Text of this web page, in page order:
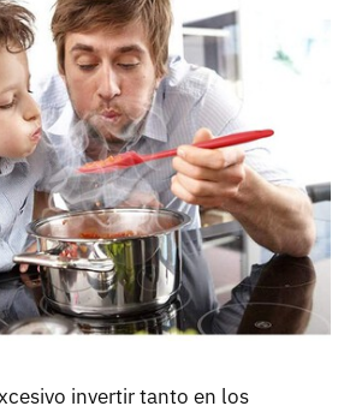
invertir tanto en los